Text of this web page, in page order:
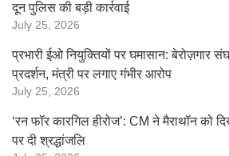
दून पुलिस की बड़ी कार्रवाई
July 25, 2026
प्रभारी ईओ नियुक्तियों पर घमासान: बेरोज़गार
प्रदर्शन, मंत्री पर लगाए गंभीर आरोप
July 25, 2026
‘रन फॉर कारगिल हीरोज’: CM ने मैराथॉन को
पर दी श्रद्धांजलि